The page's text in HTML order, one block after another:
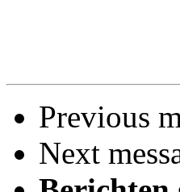
Previous
Next